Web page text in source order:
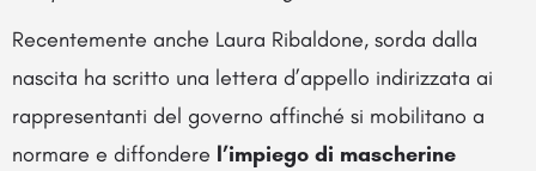
Recentemente anche Laura Ribaldone, sorda dalla
nascita ha scritto una lettera d’appello indirizzata ai
rappresentanti del governo affinché si mobilitano a
normare e diffondere l’impiego di mascherine